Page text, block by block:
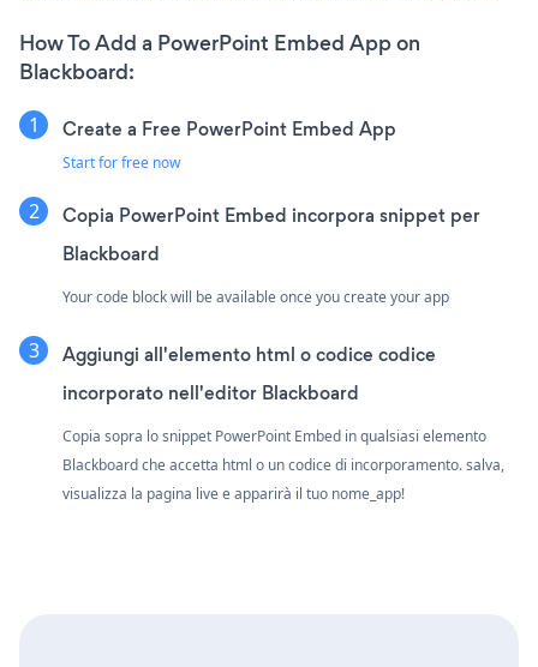
How To Add a PowerPoint Embed App on
Blackboard:
Create a Free PowerPoint Embed App
Start for free now
Copia PowerPoint Embed incorpora snippet per
Blackboard
Your code block will be available once you create your app
Aggiungi all'elemento html o codice codice
incorporato nell'editor Blackboard
Copia sopra lo snippet PowerPoint Embed in qualsiasi elemento
Blackboard che accetta html o un codice di incorporamento. salva,
visualizza la pagina live e apparirà il tuo nome_app!